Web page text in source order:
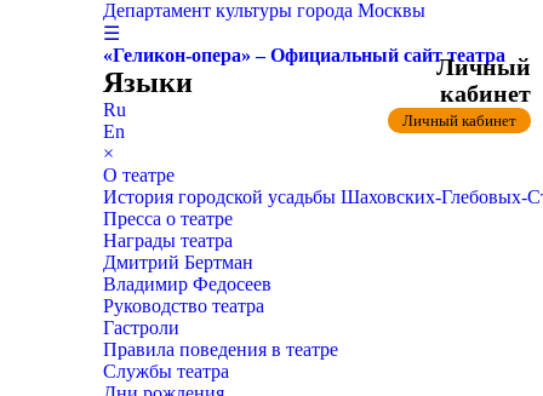
Департамент культуры города Москвы
☰
«Геликон-опера» – Официальный сайт театра
Языки
Ru
En
×
О театре
История городской усадьбы Шаховских-
Пресса о театре
Награды театра
Дмитрий Бертман
Владимир Федосеев
Руководство театра
Гастроли
Правила поведения в театре
Службы театра
Личный
кабинет
Личный кабинет